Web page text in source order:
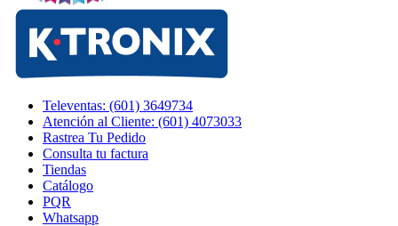
Televentas: (601) 3649734
Atención al Cliente: (601) 4073033
Rastrea Tu Pedido
Consulta tu factura
Tiendas
Catálogo
PQR
Whatsapp